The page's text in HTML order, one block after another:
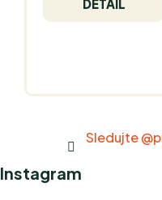
DETAIL
Sledujte
Instagram